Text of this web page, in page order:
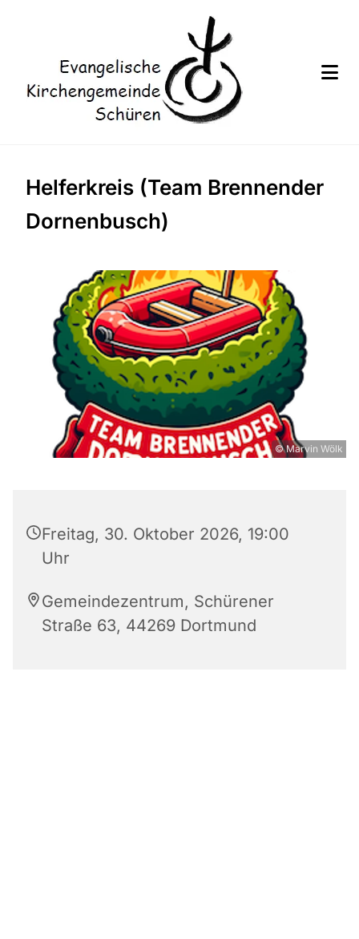
Helferkreis (Team Brennender
Dornenbusch)
© Marvin Wölk
Freitag, 30. Oktober 2026, 19:00
Uhr
Gemeindezentrum, Schürener
Straße 63, 44269 Dortmund